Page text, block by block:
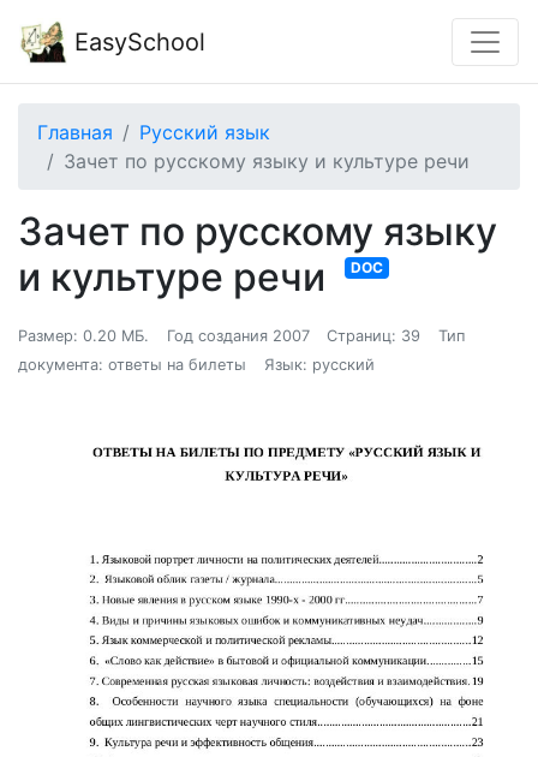
EasySchool
Главная
Русский язык
Зачет по русскому языку и культуре речи
Зачет по русскому языку
и культуре речи
DOC
Размер: 0.20 МБ. Год создания 2007 Страниц: 39
Тип
документа: ответы на билеты
Язык: русский